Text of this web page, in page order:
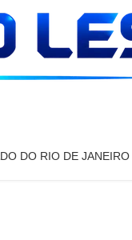
DO RIO DE JANEIRO